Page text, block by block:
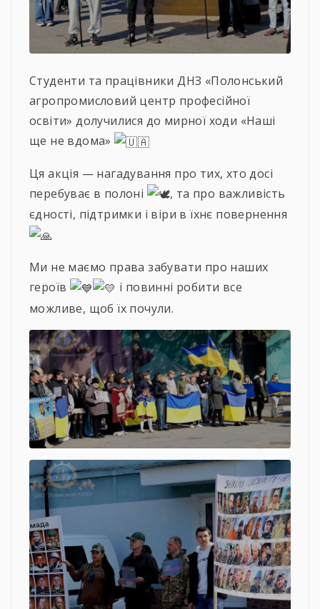
Студенти та працівники ДНЗ «Полонський
агропромисловий центр професійної
освіти» долучилися до мирної ходи «Наші
ще не вдома»
Ця акція — нагадування про тих, хто досі
перебуває в полоні
, та про важливість
єдності, підтримки і віри в їхнє повернення
Ми не маємо права забувати про наших
героїв
і повинні робити все
можливе, щоб їх почули.